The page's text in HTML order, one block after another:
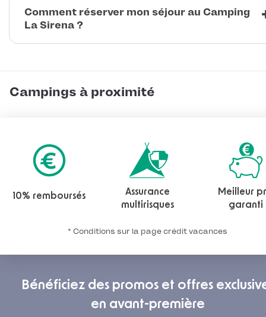
Comment réserver mon séjour au Camping
La Sirena ?
Campings à proximité
10% remboursés
Assurance
multirisques
Meilleur
garanti
* Conditions sur la page crédit vacances
Bénéficiez des promos et offres
en avant-première